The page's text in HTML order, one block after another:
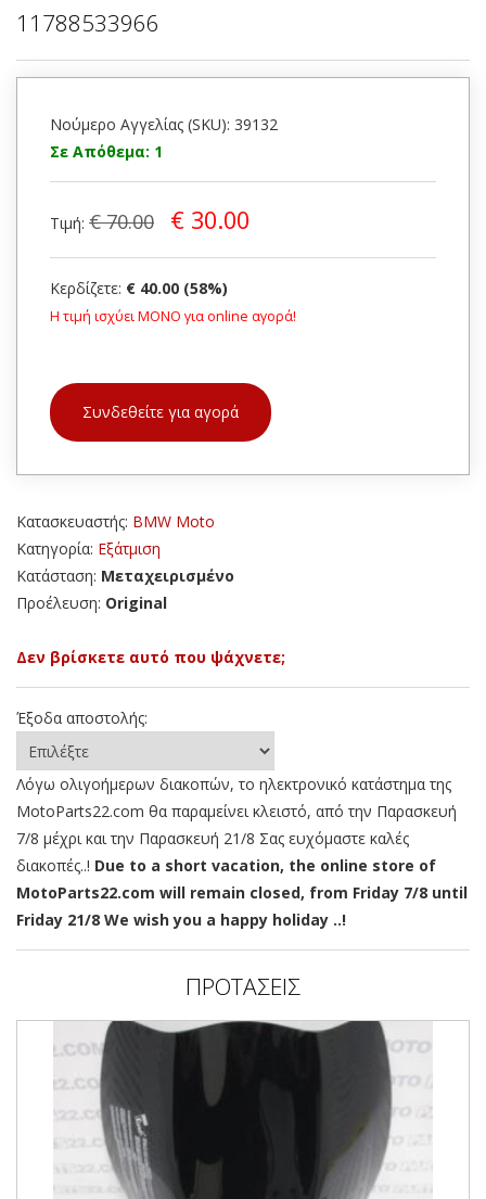
11788533966
Νούμερο Αγγελίας (SKU): 39132
Σε Απόθεμα: 1
Τιμή: € 70.00 € 30.00
Κερδίζετε: € 40.00 (58%)
Η τιμή ισχύει ΜΟΝΟ για online αγορά!
Συνδεθείτε για αγορά
Κατασκευαστής: BMW Moto
Κατηγορία: Εξάτμιση
Κατάσταση: Μεταχειρισμένο
Προέλευση: Original
Δεν βρίσκετε αυτό που ψάχνετε;
Έξοδα αποστολής:
Λόγω ολιγοήμερων διακοπών, το ηλεκτρονικό κατάστημα της
MotoParts22.com θα παραμείνει κλειστό, από την Παρασκευή
7/8 μέχρι και την Παρασκευή 21/8 Σας ευχόμαστε καλές
διακοπές..! Due to a short vacation, the online store of
MotoParts22.com will remain closed, from Friday 7/8 until
Friday 21/8 We wish you a happy holiday ..!
ΠΡΟΤΑΣΕΙΣ